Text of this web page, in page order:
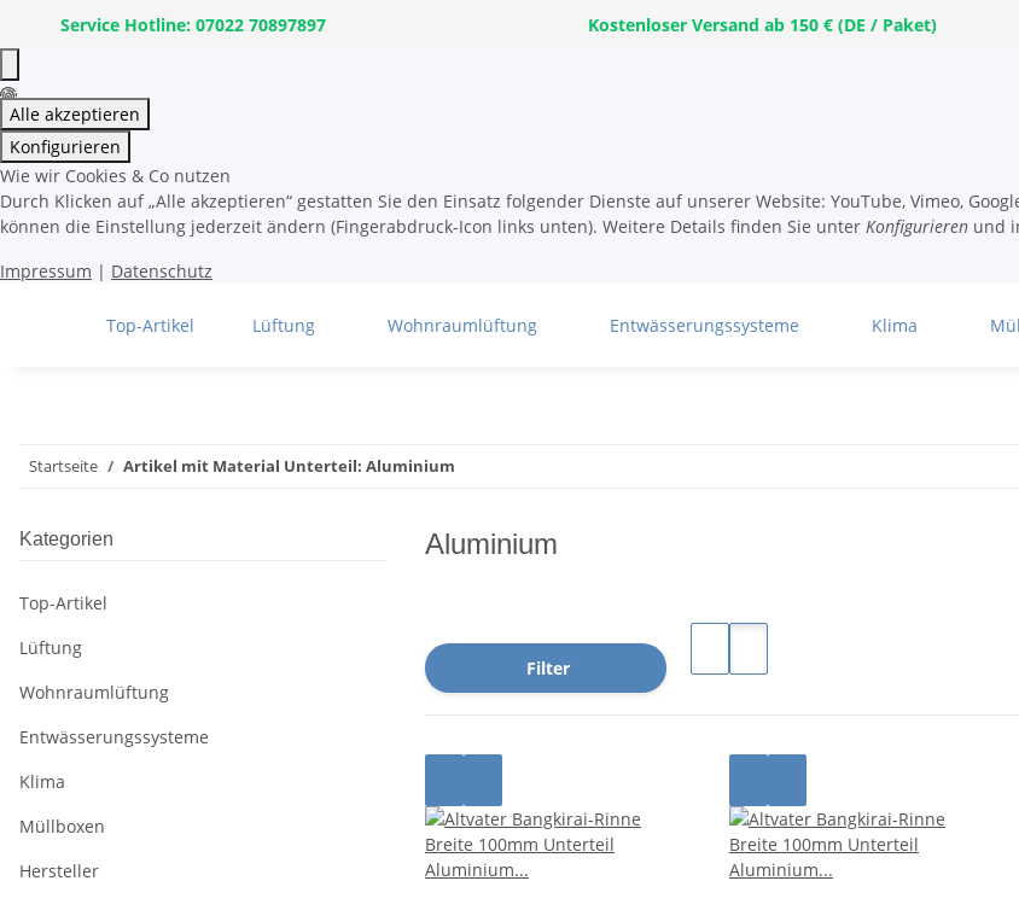
Service Hotline: 07022 70897897 Kostenloser Versand ab 150 € (DE / Paket)
Alle akzeptieren
Konfigurieren
Wie wir Cookies & Co nutzen
Durch Klicken auf „Alle akzeptieren“ gestatten Sie den Einsatz folgender Dienste auf unserer Website: YouTube, Vimeo,
können die Einstellung jederzeit ändern (Fingerabdruck-Icon links unten). Weitere Details finden Sie unter Konfigurieren und
Impressum | Datenschutz
Top-Artikel Lüftung Wohnraumlüftung Entwässerungssysteme Klima
Startseite Artikel mit Material Unterteil: Aluminium
Aluminium
Filter
Kategorien
Top-Artikel
Lüftung
Wohnraumlüftung
Entwässerungssysteme
Klima
Müllboxen
Hersteller